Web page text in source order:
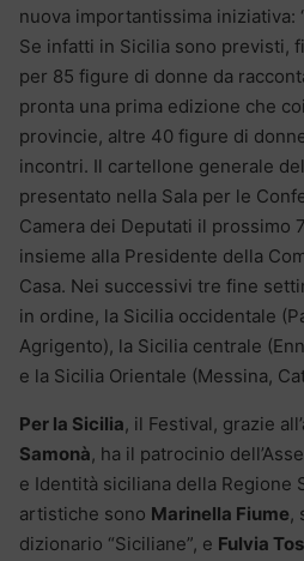
nuova importantissima iniziativa:
Se infatti in Sicilia sono previsti,
per 85 figure di donne da
pronta una prima edizione che
provincie, altre 40 figure di
incontri. Il cartellone generale
presentato nella Sala per le
Camera dei Deputati il prossimo
insieme alla Presidente della
Casa. Nei successivi tre fine
in ordine, la Sicilia occidentale
Agrigento), la Sicilia centrale
e la Sicilia Orientale (Messina,
Per la Sicilia, il Festival, grazie
Samonà, ha il patrocinio
e Identità siciliana della Regione
artistiche sono Marinella Fiume,
dizionario “Siciliane”, e Fulvia